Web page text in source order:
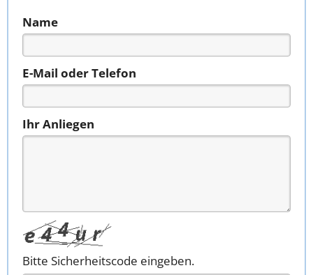
Name
E-Mail oder Telefon
Ihr Anliegen
Bitte Sicherheitscode eingeben.